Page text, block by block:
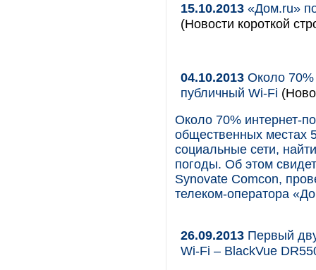
15.10.2013 «Дом.ru»
(Новости короткой
04.10.2013 Около 70%
публичный Wi-Fi
Около 70% интернет-
общественных местах
социальные сети,
погоды. Об этом
Synovate Comcon,
телеком-оператора
26.09.2013 Первый
Wi-Fi – BlackVue